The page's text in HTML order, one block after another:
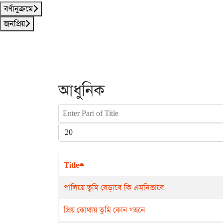
বর্ণানুক্রমে
জনপ্রিয়
আধুনিক
Enter Part of Title
Display #
Title
পালিয়ে তুমি বেড়াবে কি এমনিভাবে
প্রিয় কোথায় তুমি কোন গহনে